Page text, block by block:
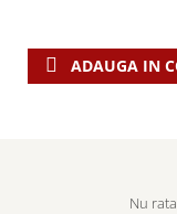
ADAUGA IN
Nu